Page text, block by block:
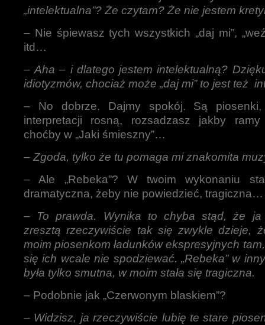
„intelektualna”? Że czytam? Że nie jestem
– Nie śpiewasz tych wszystkich „daj mi”,
itd…
–Aha – i dlatego jestem intelektualną?
idiotyzmów, chociaż może „daj mi” to jest też
– No dobrze. Dajmy spokój. Są
interpretacji rosną, rozsadzasz jakby
choćby w „Jaki śmieszny”…
– Zgoda, tylko że tu pomaga mi znakomita
– Ale „Rebeka”? W twoim wykonaniu
dramatyczna, żeby nie powiedzieć, tragiczna…
– To prawda. Wynika to chyba stąd, że ja
zresztą rzeczywiście tak się zwykle dzieje,
moim piosenkom ładunków ekspresyjnych
się ich wcale nie spodziewać. „Rebeka” w
była tylko smutna, w moim stała się tragiczna.
– Podobnie jak „Czerwonym blaskiem”?
– Widzisz, ja rzeczywiście lubię te stare